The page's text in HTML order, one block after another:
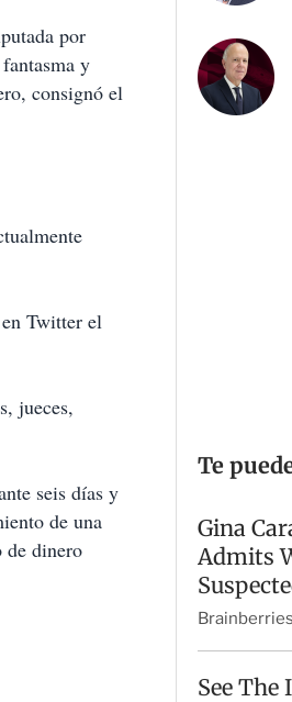
por
y
consignó el
Twitter el
jueces,
seis días y
de una
de dinero